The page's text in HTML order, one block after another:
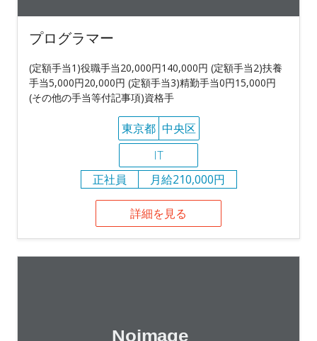
プログラマー
(定額手当1)役職手当20,000円140,000円 (定額手当2)扶養
手当5,000円20,000円 (定額手当3)精勤手当0円15,000円
(その他の手当等付記事項)資格手
東京都 中央区
IT
正社員
月給210,000円
詳細を見る